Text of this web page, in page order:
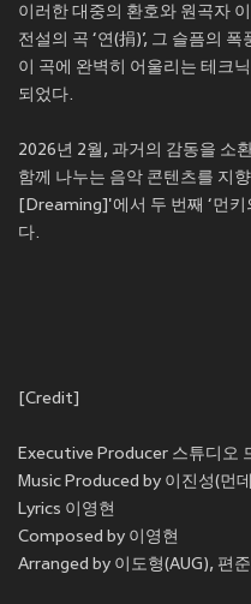
이러한 대중의 환호와 원곡자
전설의 곡 ‘연(捐)’, 그 슬픔의
이 곡에 완벽히 어울리는 테크
되었다.
2026년 2월, 과거의 감동을 소
함께 나누는 음악 콘텐츠를 지
[Dreaming]'에서 두 번째 ‘먼
다.
[Credit]
Executive Producer 스튜디오
Music Produced by 이진성(먼
Lyrics 이영현
Composed by 이영현
Arranged by 이도형(AUG), 편